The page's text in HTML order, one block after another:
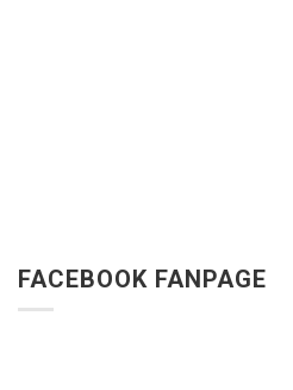
FACEBOOK FANPAGE